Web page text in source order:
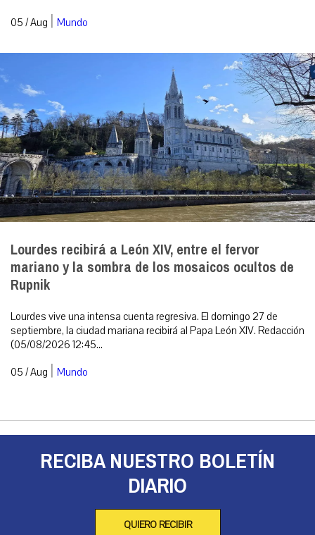
05 / Aug | Mundo
Lourdes recibirá a León XIV, entre el fervor
mariano y la sombra de los mosaicos ocultos de
Rupnik
Lourdes vive una intensa cuenta regresiva. El domingo 27 de
septiembre, la ciudad mariana recibirá al Papa León XIV. Redacción
(05/08/2026 12:45...
05 / Aug | Mundo
RECIBA NUESTRO BOLETÍN
DIARIO
QUIERO RECIBIR